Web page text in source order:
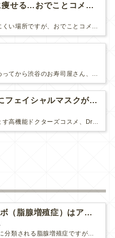
加齢とともに痩せる…おでことコメカミ！
自分では気付きにくい場所ですが、おでことコメカミは30代から痩せ始めます。「おでこやコメカミは髪で隠せるから良いわ」と思い…
昨日は仕事が終わってから渋谷のお寿司屋さん、『蛇の健』へ。おいしいお魚を沢山頂きました。食後は友人の友人のバーへ。ここは会員制…
Dr.MOQLINにフェイシャルマスクが新登場！
難治性イボ（脂腺増殖症）はアグネスAGNESが効果的です！
難治性いぼに分類される脂腺増殖症ですが、脂腺増殖症はAGNESアグネスにとても良く反応して、きれいに治すことができます。 ↑ 脂腺増殖症をアグネスAGNESで３回治療した1ヶ月後の写真です。...